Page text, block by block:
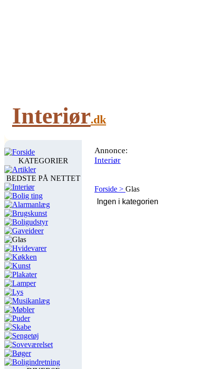
Interiør.dk
Forside
KATEGORIER
Artikler
BEDSTE PÅ NETTET
Interiør
Bolig ting
Alarmanlæg
Brugskunst
Boligudstyr
Gaveideer
Glas
Hvidevarer
Køkken
Kunst
Plakater
Lamper
Lys
Musikanlæg
Møbler
Puder
Skabe
Sengetøj
Soveværelset
Bøger
Boligindretning
Annonce:
Interiør
Forside > Glas